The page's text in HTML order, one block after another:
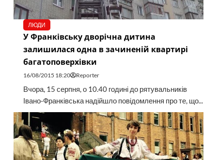
ЛЮДИ
У Франківську дворічна дитина
залишилася одна в зачиненій квартирі
багатоповерхівки
16/08/2015 18:20 Reporter
Вчора, 15 серпня, о 10.40 годині до рятувальників
Івано-Франківська надійшло повідомлення про те, що...